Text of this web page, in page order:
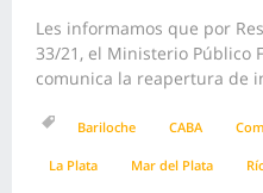
Les informamos que por
33/21, el Ministerio Público
comunica la reapertura de
Bariloche CABA
La Plata Mar del Plata